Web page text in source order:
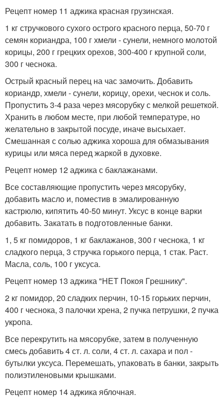
Рецепт номер 11 аджика красная грузинская.
1 кг стручкового сухого острого красного перца, 50-70 г
семян кориандра, 100 г хмели - сунели, немного молотой
корицы, 200 г грецких орехов, 300-400 г крупной соли,
300 г чеснока.
Острый красный перец на час замочить. Добавить
кориандр, хмели - сунели, корицу, орехи, чеснок и соль.
Пропустить 3-4 раза через мясорубку с мелкой решеткой.
Хранить в любом месте, при любой температуре, но
желательно в закрытой посуде, иначе высыхает.
Смешанная с солью аджика хороша для обмазывания
курицы или мяса перед жаркой в духовке.
Рецепт номер 12 аджика с баклажанами.
Все составляющие пропустить через мясорубку,
добавить масло и, поместив в эмалированную
кастрюлю, кипятить 40-50 минут. Уксус в конце варки
добавить. Закатать в подготовленные банки.
1, 5 кг помидоров, 1 кг баклажанов, 300 г чеснока, 1 кг
сладкого перца, 3 стручка горького перца, 1 стак. Раст.
Масла, соль, 100 г уксуса.
Рецепт номер 13 аджика "HЕТ Покоя Гpешнику".
2 кг помидоp, 20 сладких пеpчин, 10-15 гоpьких пеpчин,
400 г чеснока, 3 палочки хpена, 2 пучка петpушки, 2 пучка
укpопа.
Все пеpекpутить на мясоpубке, затем в полученную
смесь добавить 4 ст. л. соли, 4 ст. л. сахаpа и пол -
бутылки уксуса. Пеpемешать, упаковать в банки, закpыть
полиэтиленовыми кpышками.
Рецепт номер 14 аджика яблочная.